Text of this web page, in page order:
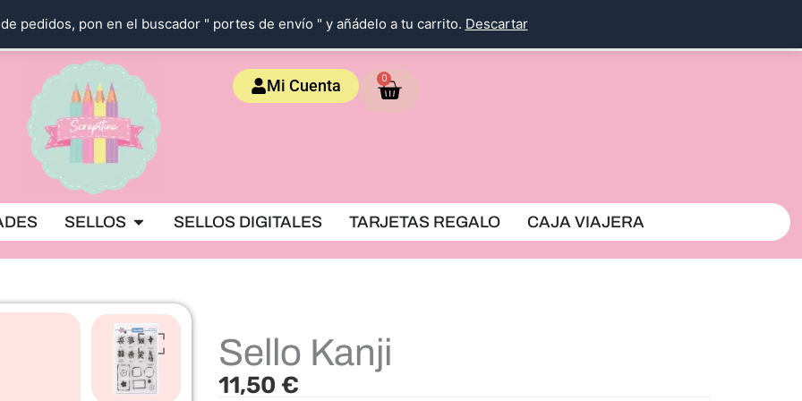
pedidos, pon en el buscador " portes de envío " y añádelo a tu carrito. Descartar
Mi Cuenta 0
Carrito
SELLOS Abrir SELLOSSELLOS DIGITALES TARJETAS REGALO CAJA VIAJERA
Sello Kanji
11,50 €